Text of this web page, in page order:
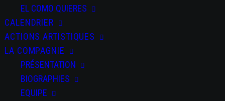
EL COMO QUIERES
CALENDRIER
ACTIONS ARTISTIQUES
LA COMPAGNIE
PRÉSENTATION
BIOGRAPHIES
EQUIPE
PARTAGEZ CET